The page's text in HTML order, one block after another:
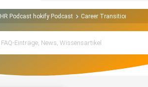
HR Podcast hokify Podcast Career Transition &